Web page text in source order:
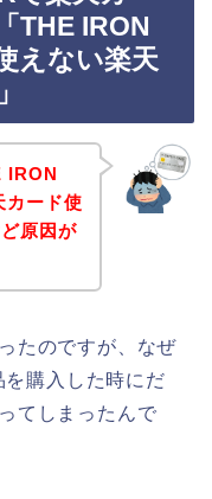
THE IRON
えない楽天
IRON
カード使
原因が
たのですが、なぜ
購入した時にだ
てしまったんで